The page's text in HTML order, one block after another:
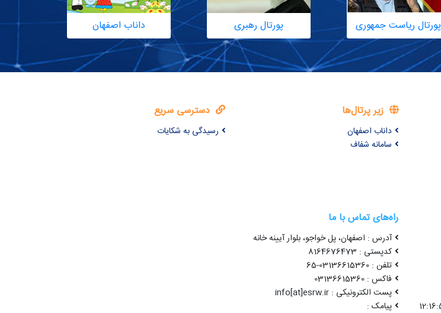
پورتال ریاست جمهوری پورتال رهبری داناب اصفهان
زیر پرتال‌ها
داناب اصفهان
سامانه شفاف
دسترسی سریع
رسیدگی به شکایات
راه‌های تماس با ما
آدرس : اصفهان، پل خواجو، بلوار آیینه خانه
کدپستی : 8164676473
تلفن : 03136615360-65
فاکس : 03136615360
پست الکترونیکی : info[at]esrw.ir
پیامک :